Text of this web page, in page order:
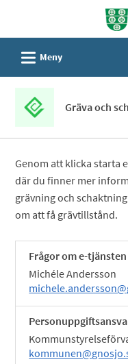
Självservice
kommun
L Meny
Gräva och
Genom att klicka starta
där du finner mer
grävning och
om att få grävtillstånd.
Frågor om e-tjänsten
Michéle Andersson